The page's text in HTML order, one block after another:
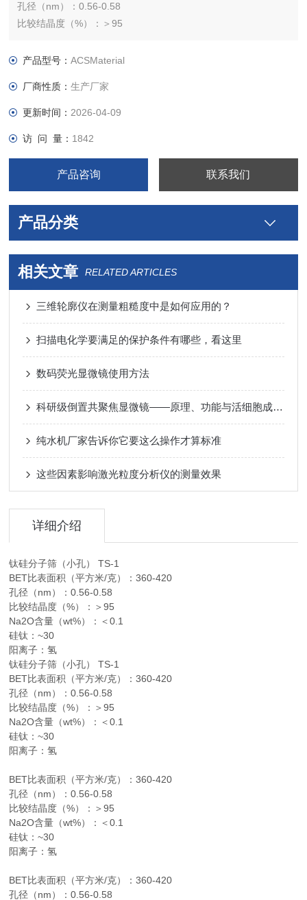
孔径（nm）：0.56-0.58
比较结晶度（%）：＞95
硅钛：~30
产品型号：ACSMaterial
厂商性质：生产厂家
更新时间： 2026-04-09
访 问 量： 1842
产品咨询 联系我们
产品分类
相关文章 RELATED ARTICLES
三维轮廓仪在测量粗糙度中是如何应用的？
扫描电化学要满足的保护条件有哪些，看这里
数码荧光显微镜使用方法
科研级倒置共聚焦显微镜——原理、功能与活细胞成像应用
纯水机厂家告诉你它要这么操作才算标准
这些因素影响激光粒度分析仪的测量效果
详细介绍
钛硅分子筛（小孔） TS-1
BET比表面积（平方米/克）：360-420
孔径（nm）：0.56-0.58
比较结晶度（%）：＞95
Na2O含量（wt%）：＜0.1
硅钛：~30
阳离子：氢
钛硅分子筛（小孔） TS-1
BET比表面积（平方米/克）：360-420
孔径（nm）：0.56-0.58
比较结晶度（%）：＞95
Na2O含量（wt%）：＜0.1
硅钛：~30
阳离子：氢
BET比表面积（平方米/克）：360-420
孔径（nm）：0.56-0.58
比较结晶度（%）：＞95
Na2O含量（wt%）：＜0.1
硅钛：~30
阳离子：氢
BET比表面积（平方米/克）：360-420
孔径（nm）：0.56-0.58